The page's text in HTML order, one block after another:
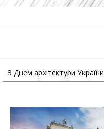
З Днем архітектури України